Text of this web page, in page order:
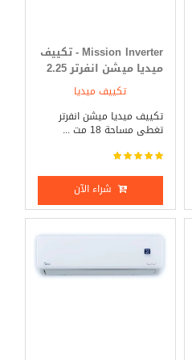
Mission Inverter - تكييف
ميديا ميشن انفرتر 2.25
حصان بارد _ ساخن
تكييف ميديا
تكييف ميديا ميشن انفرتر
تغطى مساحة 18 مت ...
شراء الآن